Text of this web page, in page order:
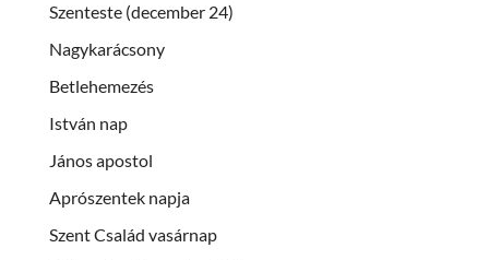
Szenteste (december 24)
Nagykarácsony
Betlehemezés
István nap
János apostol
Aprószentek napja
Szent Család vasárnap